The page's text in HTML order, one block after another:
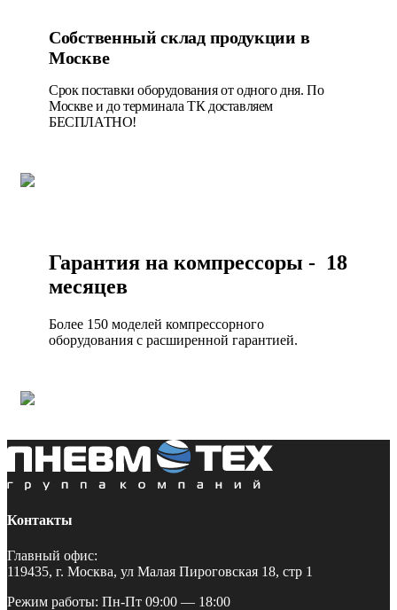
Собственный склад продукции в
Москве
Срок поставки оборудования от одного дня. По
Москве и до терминала ТК доставляем
БЕСПЛАТНО!
Гарантия на компрессоры - 18
месяцев
Более 150 моделей компрессорного
оборудования с расширенной гарантией.
Контакты
Главный офис:
119435, г. Москва, ул Малая Пироговская 18, стр 1
Режим работы: Пн-Пт 09:00 — 18:00